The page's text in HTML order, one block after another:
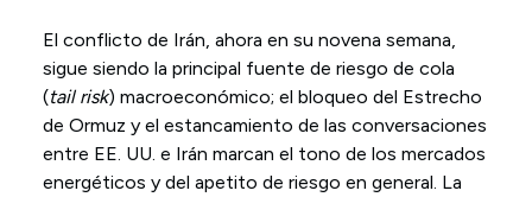
El conflicto de Irán, ahora en su novena semana,
sigue siendo la principal fuente de riesgo de cola
(tail risk) macroeconómico; el bloqueo del Estrecho
de Ormuz y el estancamiento de las conversaciones
entre EE. UU. e Irán marcan el tono de los mercados
energéticos y del apetito de riesgo en general. La